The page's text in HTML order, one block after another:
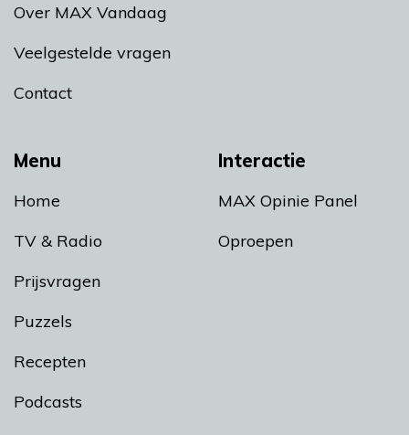
Menu
Home
TV & Radio
Prijsvragen
Puzzels
Recepten
Podcasts
Interactie
MAX Opinie Panel
Oproepen
Over MAX Vandaag
Veelgestelde vragen
Contact